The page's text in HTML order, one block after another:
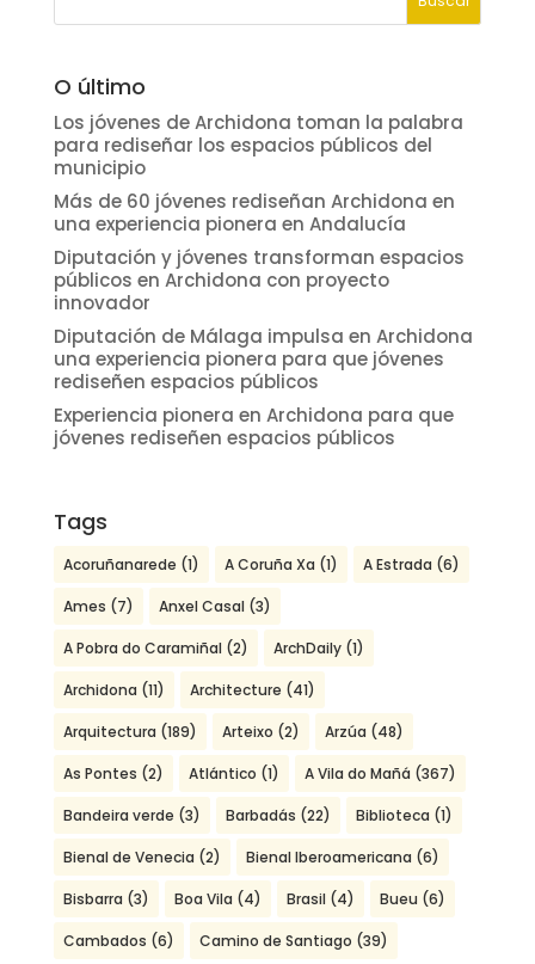
O último
Los jóvenes de Archidona toman la palabra
para rediseñar los espacios públicos del
municipio
Más de 60 jóvenes rediseñan Archidona en
una experiencia pionera en Andalucía
Diputación y jóvenes transforman espacios
públicos en Archidona con proyecto
innovador
Diputación de Málaga impulsa en Archidona
una experiencia pionera para que jóvenes
rediseñen espacios públicos
Experiencia pionera en Archidona para que
jóvenes rediseñen espacios públicos
Tags
Acoruñanarede (1) A Coruña Xa (1) A Estrada (6)
Ames (7) Anxel Casal (3)
A Pobra do Caramiñal (2) ArchDaily(1)
Archidona (11) Architecture (41)
Arquitectura (189) Arteixo (2) Arzúa (48)
As Pontes (2) Atlántico (1) A Vila do Mañá (367)
Bandeira verde (3) Barbadás (22) Biblioteca (1)
Bienal de Venecia (2) Bienal Iberoamericana (6)
Bisbarra (3) Boa Vila (4) Brasil (4) Bueu (6)
Cambados (6) Camino de Santiago (39)